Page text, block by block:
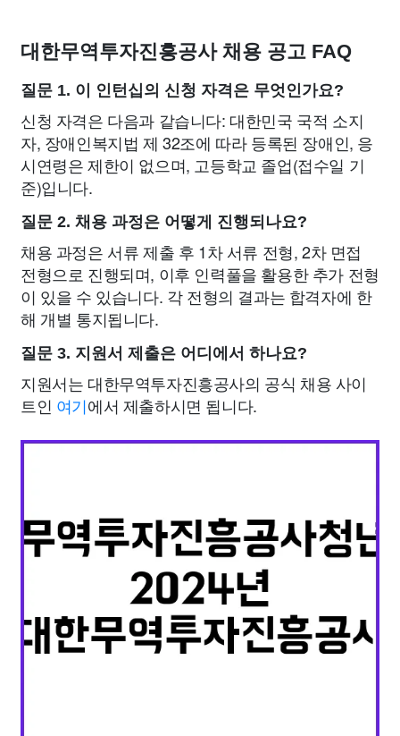
대한무역투자진흥공사 채용 공고 FAQ
질문 1. 이 인턴십의 신청 자격은 무엇인가요?
신청 자격은 다음과 같습니다: 대한민국 국적 소지
자, 장애인복지법 제 32조에 따라 등록된 장애인, 응
시연령은 제한이 없으며, 고등학교 졸업(접수일 기
준)입니다.
질문 2. 채용 과정은 어떻게 진행되나요?
채용 과정은 서류 제출 후 1차 서류 전형, 2차 면접
전형으로 진행되며, 이후 인력풀을 활용한 추가 전형
이 있을 수 있습니다. 각 전형의 결과는 합격자에 한
해 개별 통지됩니다.
질문 3. 지원서 제출은 어디에서 하나요?
지원서는 대한무역투자진흥공사의 공식 채용 사이
트인 여기에서 제출하시면 됩니다.